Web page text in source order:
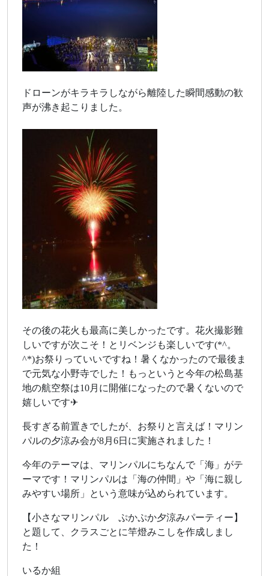
ドローンがキラキラしながら離陸した瞬間感動の歓
声が沸き起こりました。
その後の花火も最高に美しかったです。花火撮影難
しいですが次こそ！とリベンジも楽しいです(*^。
^*)お祭りっていいですね！暑くなかったので最後ま
で元気な小野寺でした！もっというと今年の松島基
地の航空祭は10月に開催になったので暑くないので
嬉しいです✈
長すぎる前置きでしたが、お祭りと言えば！マリン
パルの夕涼み会が8月6日に実施されました！
今年のテーマは、マリンパルにちなんで「海」がテ
ーマです！マリンパルは「海の仲間」や「海に親し
みやすい場所」という意味が込められています。
【小さなマリンパル ぷかぷか夕涼みパーティー】
と題して、クラスごとに竿燈みこしを作成しまし
た！
いるか組